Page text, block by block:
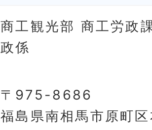
商工観光部 商工労政
政係
〒975-8686
福島県南相馬市原町